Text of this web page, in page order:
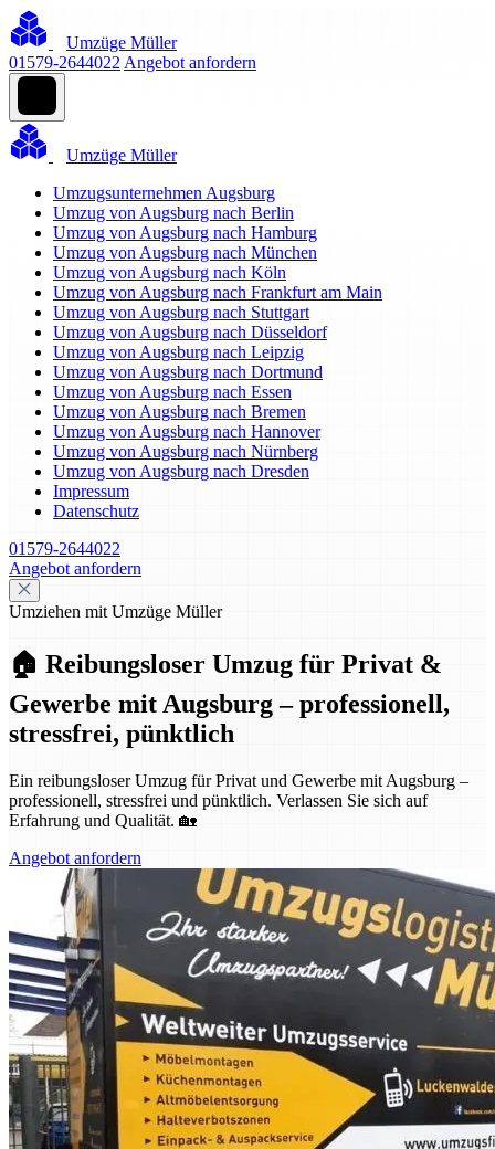
Umzüge Müller
01579-2644022 Angebot anfordern
Umzüge Müller
Umzugsunternehmen Augsburg
Umzug von Augsburg nach Berlin
Umzug von Augsburg nach Hamburg
Umzug von Augsburg nach München
Umzug von Augsburg nach Köln
Umzug von Augsburg nach Frankfurt am Main
Umzug von Augsburg nach Stuttgart
Umzug von Augsburg nach Düsseldorf
Umzug von Augsburg nach Leipzig
Umzug von Augsburg nach Dortmund
Umzug von Augsburg nach Essen
Umzug von Augsburg nach Bremen
Umzug von Augsburg nach Hannover
Umzug von Augsburg nach Nürnberg
Umzug von Augsburg nach Dresden
Impressum
Datenschutz
01579-2644022
Angebot anfordern
Umziehen mit Umzüge Müller
🏠 Reibungsloser Umzug für Privat &
Gewerbe mit Augsburg – professionell,
stressfrei, pünktlich
Ein reibungsloser Umzug für Privat und Gewerbe mit Augsburg –
professionell, stressfrei und pünktlich. Verlassen Sie sich auf
Erfahrung und Qualität. 🏡
Angebot anfordern